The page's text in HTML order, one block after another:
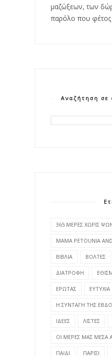
μαζώξεων, των
παρόλο που φέτος
Αναζήτηση σε
365 ΜΕΡΕΣ ΧΩΡΙΣ
MAMA PETOUNIA
ΒΙΒΛΙΑ ΒΟΛΤΕΣ
ΔΙΑΤΡΟΦΗ
ΕΡΩΤΑΣ ΕΥΤΥΧΙΑ
Η ΣΥΝΤΑΓΗ ΤΗΣ
ΙΔΕΕΣ ΛΙΣΤΕΣ
ΟΙ ΜΕΡΕΣ ΜΑΣ
ΠΑΙΔΙ ΠΑΡΙΣΙ